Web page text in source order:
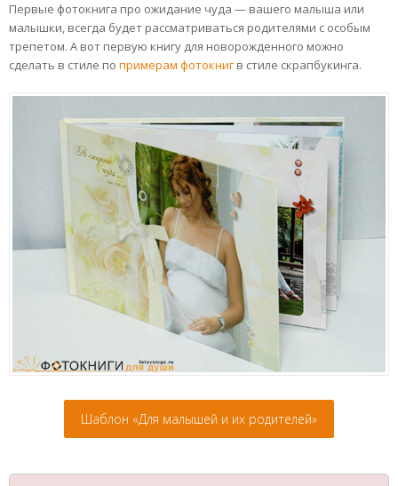
Первые фотокнига про ожидание чуда — вашего малыша или
малышки, всегда будет рассматриваться родителями с особым
трепетом. А вот первую книгу для новорожденного можно
сделать в стиле по примерам фотокниг в стиле скрапбукинга.
Шаблон «Для малышей и их родителей»